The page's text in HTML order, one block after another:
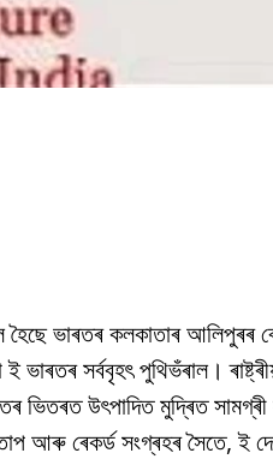
হৈছে ভাৰতৰ কলকাতাৰ আলিপুৰৰ
সৰ্ববৃহৎ পুথিভঁৰাল।
ভিতৰত উৎপাদিত মুদ্ৰিত
আৰু ৰেকৰ্ড সংগ্ৰহৰ সৈতে, ই